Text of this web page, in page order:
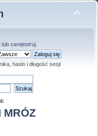
lub zarejestruj.
hasło i długość sesji
MRÓZ